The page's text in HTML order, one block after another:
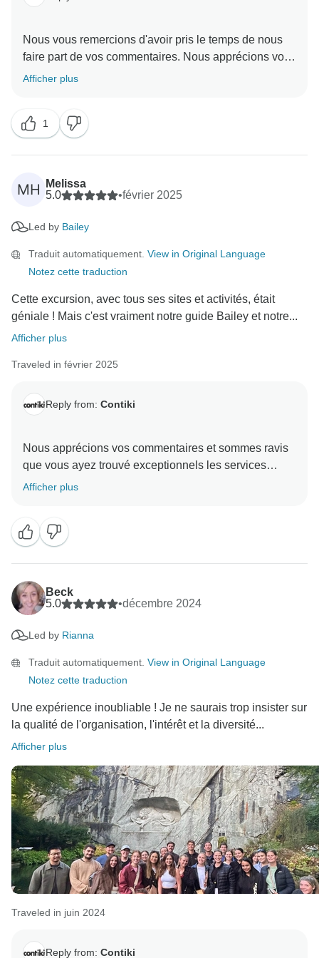
que les arrangements et la communication soient plus
clairs pour les futurs voyageurs.
commentaires honnêtes, qui nous aident à nous
améliorer. Nous espérons qu'en dépit de ces
aurons l'occasion de vous accueillir à nouveau à
Nous vous remercions d'avoir pris le temps de nous
faire part de vos commentaires. Nous apprécions vos
suggestions et les transmettrons à notre équipe de
Afficher plus
1
MH
Melissa
5.0
•février 2025
Led by Bailey
Traduit automatiquement. View in Original Language
Notez cette traduction
Cette excursion, avec tous ses sites et activités, était
géniale ! Mais c'est vraiment notre guide Bailey et notre...
Afficher plus
Traveled in février 2025
Reply from: Contiki
Nous apprécions vos commentaires et sommes ravis
que vous ayez trouvé exceptionnels les services
fournis par notre équipe "On The Road". Leur
Afficher plus
Beck
5.0
•décembre 2024
Led by Rianna
Traduit automatiquement. View in Original Language
Notez cette traduction
Une expérience inoubliable ! Je ne saurais trop insister sur
la qualité de l'organisation, l'intérêt et la diversité...
Afficher plus
Traveled in juin 2024
Reply from: Contiki